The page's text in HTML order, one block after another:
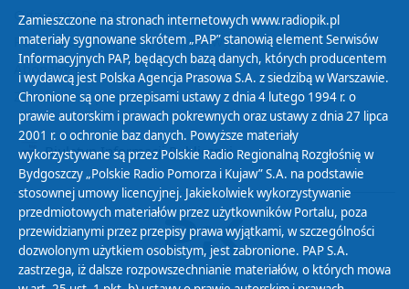
Cyfryzacja DAB+
Polityka ochrony danych osobowych
Abonament
Zamówienia publiczne
Biuletyn Informacji Publicznej
Zamieszczone na stronach internetowych www.radiopik.pl
materiały sygnowane skrótem „PAP” stanowią element Serwisów
Informacyjnych PAP, będących bazą danych, których producentem
i wydawcą jest Polska Agencja Prasowa S.A. z siedzibą w Warszawie.
Chronione są one przepisami ustawy z dnia 4 lutego 1994 r. o
prawie autorskim i prawach pokrewnych oraz ustawy z dnia 27 lipca
2001 r. o ochronie baz danych. Powyższe materiały
wykorzystywane są przez Polskie Radio Regionalną Rozgłośnię w
Bydgoszczy „Polskie Radio Pomorza i Kujaw” S.A. na podstawie
stosownej umowy licencyjnej. Jakiekolwiek wykorzystywanie
przedmiotowych materiałów przez użytkowników Portalu, poza
przewidzianymi przez przepisy prawa wyjątkami, w szczególności
dozwolonym użytkiem osobistym, jest zabronione. PAP S.A.
zastrzega, iż dalsze rozpowszechnianie materiałów, o których mowa